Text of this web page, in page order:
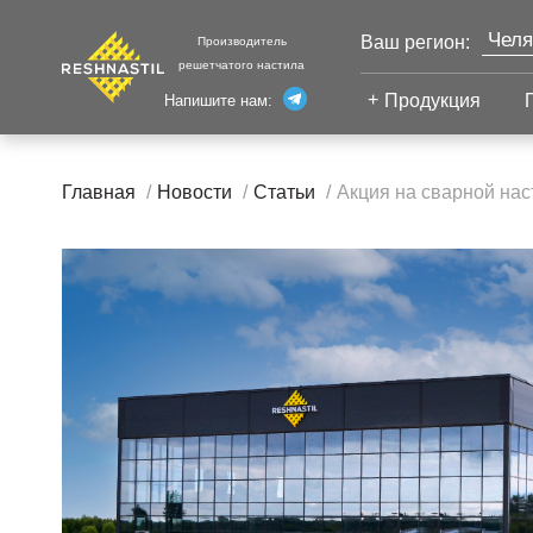
Производитель
решетчатого настила
Напишите нам:
Ваш регион:
Продукция
Настил с
противоскольжением
Настил для стеллажей
Настил для морских
Главная Новости Статьи Акция на сварной